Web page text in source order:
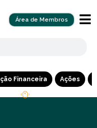
Área de Membros
Financeira Ações